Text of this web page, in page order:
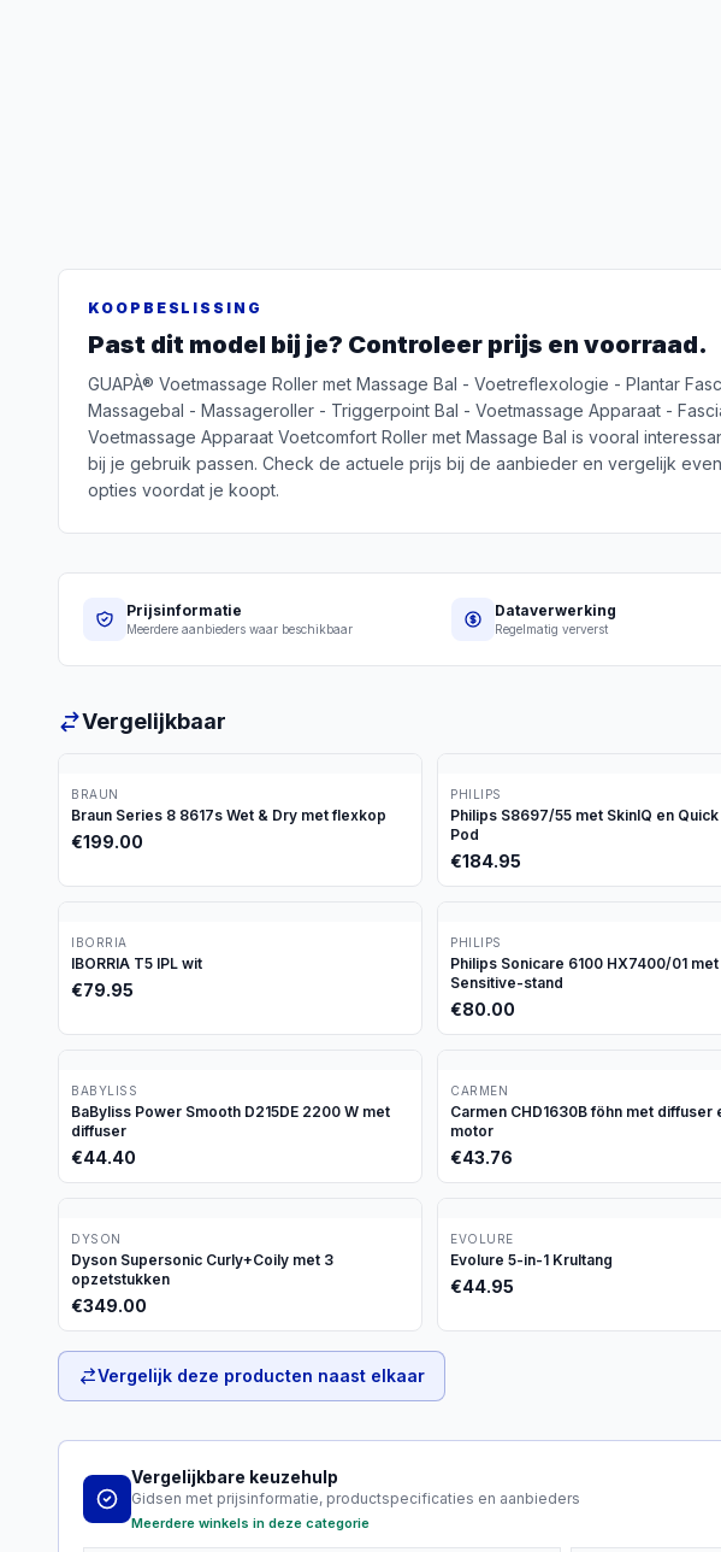
KOOPBESLISSING
Past dit model bij je? Controleer prijs en voorraad.
GUAPÀ® Voetmassage Roller met Massage Bal - Voetreflexologie - Plantar
Massagebal - Massageroller - Triggerpoint Bal - Voetmassage Apparaat -
Voetmassage Apparaat Voetcomfort Roller met Massage Bal is vooral
bij je gebruik passen. Check de actuele prijs bij de aanbieder en vergelijk
opties voordat je koopt.
Prijsinformatie
Meerdere aanbieders waar beschikbaar
Dataverwerking
Regelmatig ververst
Vergelijkbaar
BRAUN
Braun Series 8 8617s Wet & Dry met flexkop
€199.00
PHILIPS
Philips S8697/55 met SkinIQ en
Pod
€184.95
IBORRIA
IBORRIA T5 IPL wit
€79.95
PHILIPS
Philips Sonicare 6100 HX7400/01 met
Sensitive-stand
€80.00
BABYLISS
BaByliss Power Smooth D215DE 2200 W met
diffuser
€44.40
CARMEN
Carmen CHD1630B föhn met diffuser
motor
€43.76
DYSON
Dyson Supersonic Curly+Coily met 3
opzetstukken
€349.00
EVOLURE
Evolure 5-in-1 Krultang
€44.95
Vergelijk deze producten naast elkaar
Vergelijkbare keuzehulp
Gidsen met prijsinformatie, productspecificaties en aanbieders
Meerdere winkels in deze categorie